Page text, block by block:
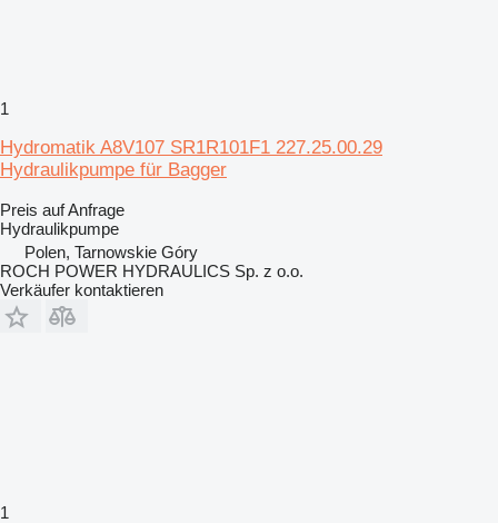
1
Hydromatik A8V107 SR1R101F1 227.25.00.29
Hydraulikpumpe für Bagger
Preis auf Anfrage
Hydraulikpumpe
Polen, Tarnowskie Góry
ROCH POWER HYDRAULICS Sp. z o.o.
Verkäufer kontaktieren
1